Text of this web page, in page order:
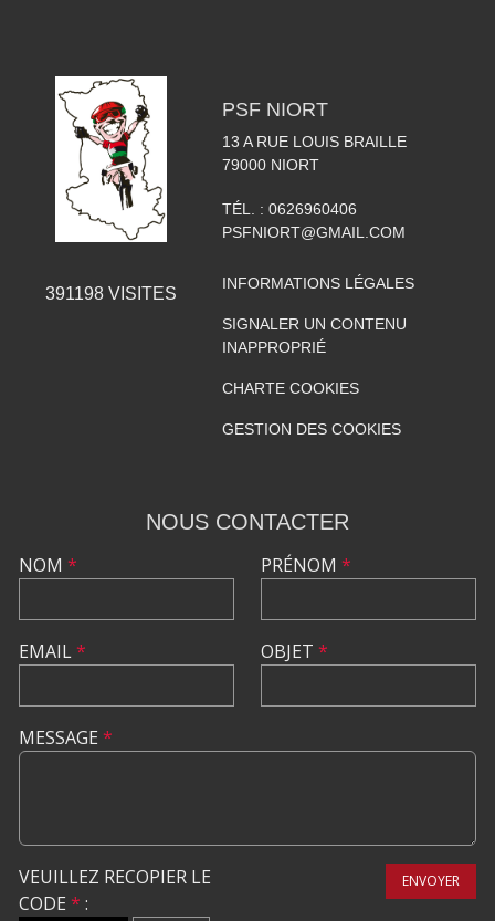
391198VISITES
PSF NIORT
13 A RUE LOUIS BRAILLE
79000 NIORT
TÉL. : 0626960406
PSFNIORT@GMAIL.COM
INFORMATIONS LÉGALES
SIGNALER UN CONTENU
INAPPROPRIÉ
CHARTE COOKIES
GESTION DES COOKIES
NOUS CONTACTER
NOM *
EMAIL*
PRÉNOM *
OBJET *
MESSAGE *
VEUILLEZ RECOPIER LE
CODE * :
ENVOYER